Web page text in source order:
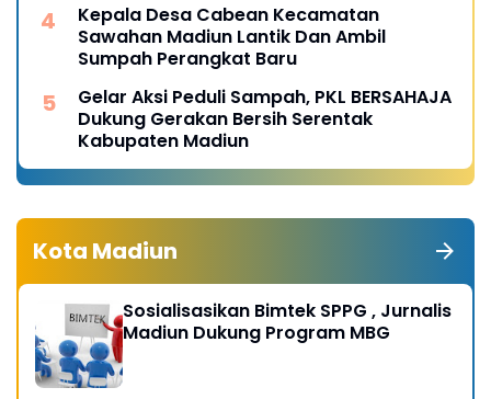
Kepala Desa Cabean Kecamatan
Sawahan Madiun Lantik Dan Ambil
Sumpah Perangkat Baru
Gelar Aksi Peduli Sampah, PKL BERSAHAJA
Dukung Gerakan Bersih Serentak
Kabupaten Madiun
Kota Madiun
Sosialisasikan Bimtek SPPG , Jurnalis
Madiun Dukung Program MBG